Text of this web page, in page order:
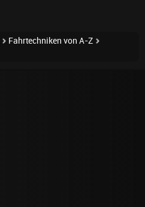
Fahrtechniken von A-Z